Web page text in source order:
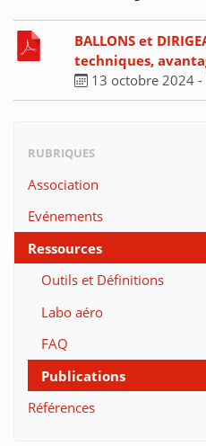
BALLONS et
techniques,
13 octobre 2024 -
RUBRIQUES
Association
Evénements
Ressources
Outils et Définitions
Labo aéro
FAQ
Publications
Références